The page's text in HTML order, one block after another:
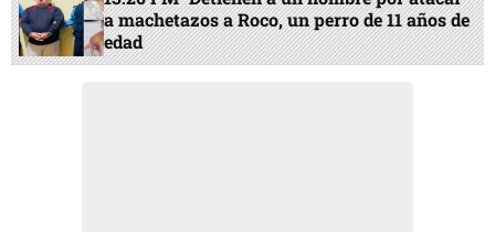
a machetazos a Roco, un perro de 11 años de
edad